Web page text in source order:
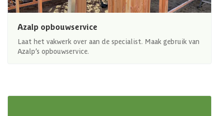
Azalp opbouwservice
Laat het vakwerk over aan de specialist. Maak gebruik van
Azalp’s opbouwservice.